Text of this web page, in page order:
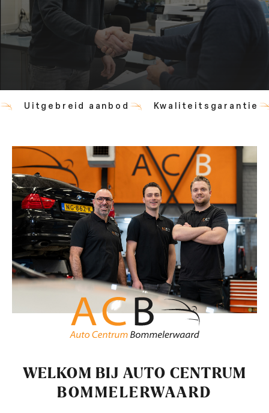
Uitgebreid aanbod Kwaliteitsgarantie
WELKOM BIJ AUTO CENTRUM
BOMMELERWAARD